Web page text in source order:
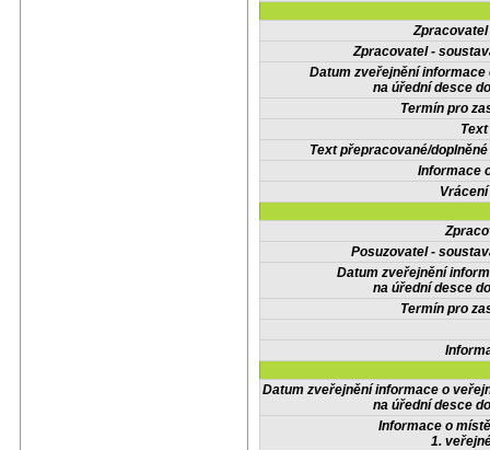
Zpracovatel -
Datum zveřejnění informace
na úřední desce
Termín pro
Text přepracované/
Informace
Posuzovatel -
Datum zveřejnění
na úřední desce
Termín pro
Datum zveřejnění informace o
na úřední desce
Informace o
1.